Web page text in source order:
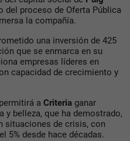
del proceso de Oferta Pública
la compañía.
una inversión de 425
que se enmarca en su
empresas líderes en
capacidad de crecimiento y
a Criteria ganar
y belleza, que ha demostrado,
situaciones de crisis, con
5% desde hace décadas.